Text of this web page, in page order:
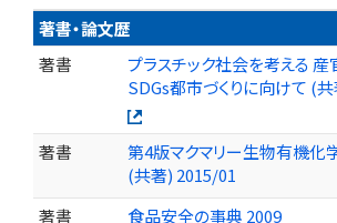
著書・論文歴
著書
プラスチック社会を考える 産
SDGs都市づくりに向けて (
著書
第4版マクマリー生物有機化
(共著) 2015/01
著書
食品安全の事典 2009